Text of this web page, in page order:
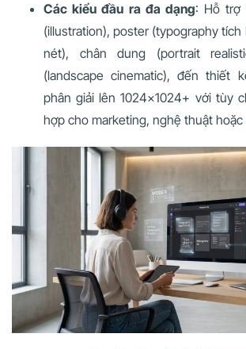
Các kiểu đầu ra đa dạng: Hỗ trợ
(illustration), poster (typography
nét), chân dung (portrait
(landscape cinematic), đến thiết
phân giải lên 1024×1024+ với tùy
hợp cho marketing, nghệ thuật hoặc